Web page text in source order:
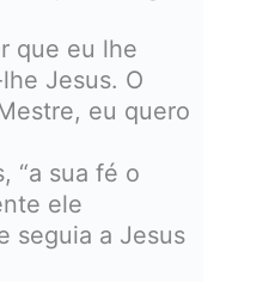
que eu lhe
Jesus. O
eu quero
“a sua fé o
ele
seguia a Jesus